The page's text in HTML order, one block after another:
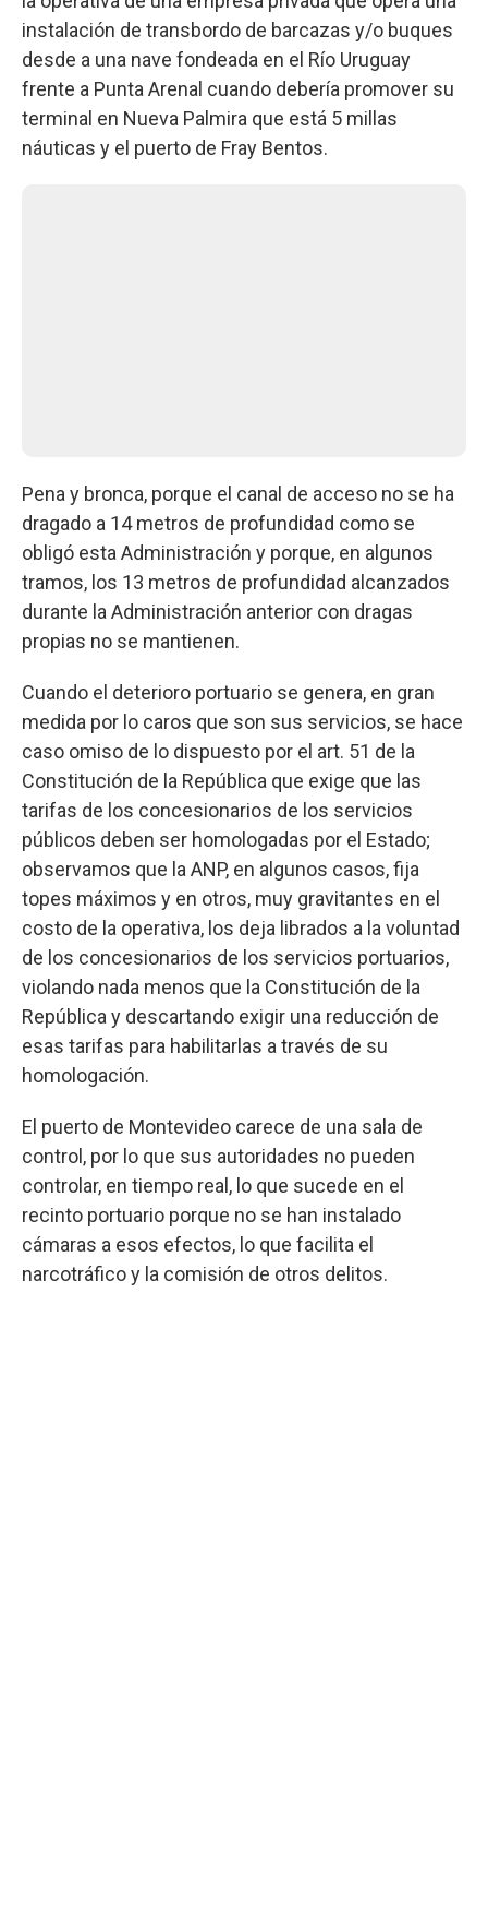
instalación de transbordo de barcazas y/o buques
desde a una nave fondeada en el Río Uruguay
frente a Punta Arenal cuando debería promover su
terminal en Nueva Palmira que está 5 millas
náuticas y el puerto de Fray Bentos.
Pena y bronca, porque el canal de acceso no se ha
dragado a 14 metros de profundidad como se
obligó esta Administración y porque, en algunos
tramos, los 13 metros de profundidad alcanzados
durante la Administración anterior con dragas
propias no se mantienen.
Cuando el deterioro portuario se genera, en gran
medida por lo caros que son sus servicios, se hace
caso omiso de lo dispuesto por el art. 51 de la
Constitución de la República que exige que las
tarifas de los concesionarios de los servicios
públicos deben ser homologadas por el Estado;
observamos que la ANP, en algunos casos, fija
topes máximos y en otros, muy gravitantes en el
costo de la operativa, los deja librados a la voluntad
de los concesionarios de los servicios portuarios,
violando nada menos que la Constitución de la
República y descartando exigir una reducción de
esas tarifas para habilitarlas a través de su
homologación.
El puerto de Montevideo carece de una sala de
control, por lo que sus autoridades no pueden
controlar, en tiempo real, lo que sucede en el
recinto portuario porque no se han instalado
cámaras a esos efectos, lo que facilita el
narcotráfico y la comisión de otros delitos.